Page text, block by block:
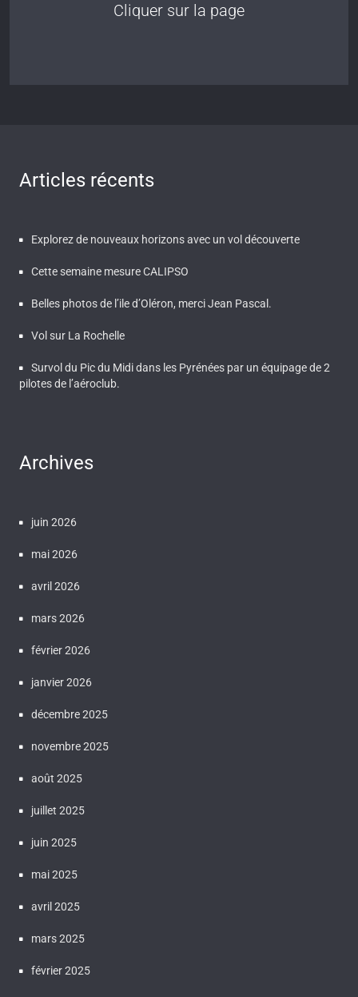
Cliquer sur la page
Articles récents
Explorez de nouveaux horizons avec un vol découverte
Cette semaine mesure CALIPSO
Belles photos de l’ile d’Oléron, merci Jean Pascal.
Vol sur La Rochelle
Survol du Pic du Midi dans les Pyrénées par un équipage de 2
pilotes de l’aéroclub.
Archives
juin 2026
mai 2026
avril 2026
mars 2026
février 2026
janvier 2026
décembre 2025
novembre 2025
août 2025
juillet 2025
juin 2025
mai 2025
avril 2025
mars 2025
février 2025